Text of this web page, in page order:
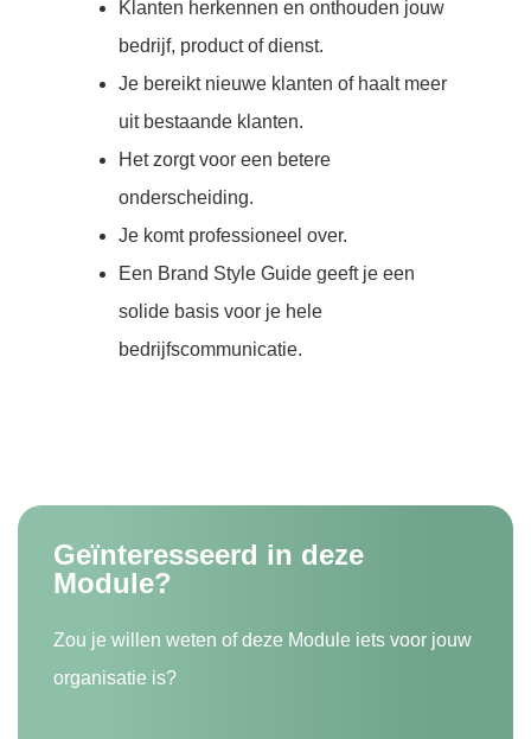
Klanten herkennen en onthouden jouw
bedrijf, product of dienst.
Je bereikt nieuwe klanten of haalt meer
uit bestaande klanten.
Het zorgt voor een betere
onderscheiding.
Je komt professioneel over.
Een Brand Style Guide geeft je een
solide basis voor je hele
bedrijfscommunicatie.
Geïnteresseerd in deze
Module?
Zou je willen weten of deze Module iets voor jouw
organisatie is?